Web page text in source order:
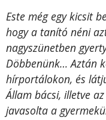
Este még egy kicsit
hogy a tanító néni
nagyszünetben
Döbbenünk… Aztán
hírportálokon, és
Állam bácsi, illetve
javasolta a